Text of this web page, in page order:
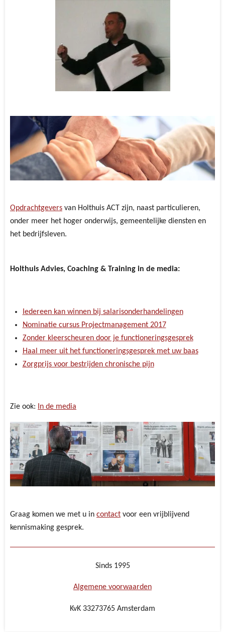
Opdrachtgevers van Holthuis ACT zijn, naast particulieren,
onder meer het hoger onderwijs, gemeentelijke diensten en
het bedrijfsleven.
Holthuis Advies, Coaching & Training in de media:
Iedereen kan winnen bij salarisonderhandelingen
Nominatie cursus Projectmanagement 2017
Zonder kleerscheuren door je functioneringsgesprek
Haal meer uit het functioneringsgesprek met uw baas
Zorgprijs voor bestrijden chronische pijn
Zie ook: In de media
Graag komen we met u in contact voor een vrijblijvend
kennismaking gesprek.
Sinds 1995
Algemene voorwaarden
KvK 33273765 Amsterdam